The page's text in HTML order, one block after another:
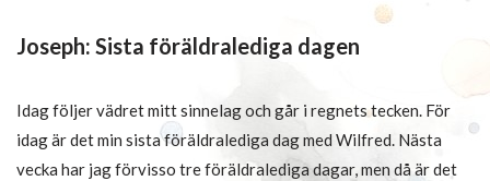
Joseph: Sista föräldralediga dagen
Idag följer vädret mitt sinnelag och går i regnets tecken. För
idag är det min sista föräldralediga dag med Wilfred. Nästa
vecka har jag förvisso tre föräldralediga dagar, men då är det